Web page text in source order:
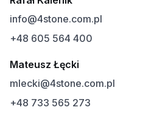
info@4stone.com.pl
+48 605 564 400
Mateusz Łęcki
mlecki@4stone.com.pl
+48 733 565 273